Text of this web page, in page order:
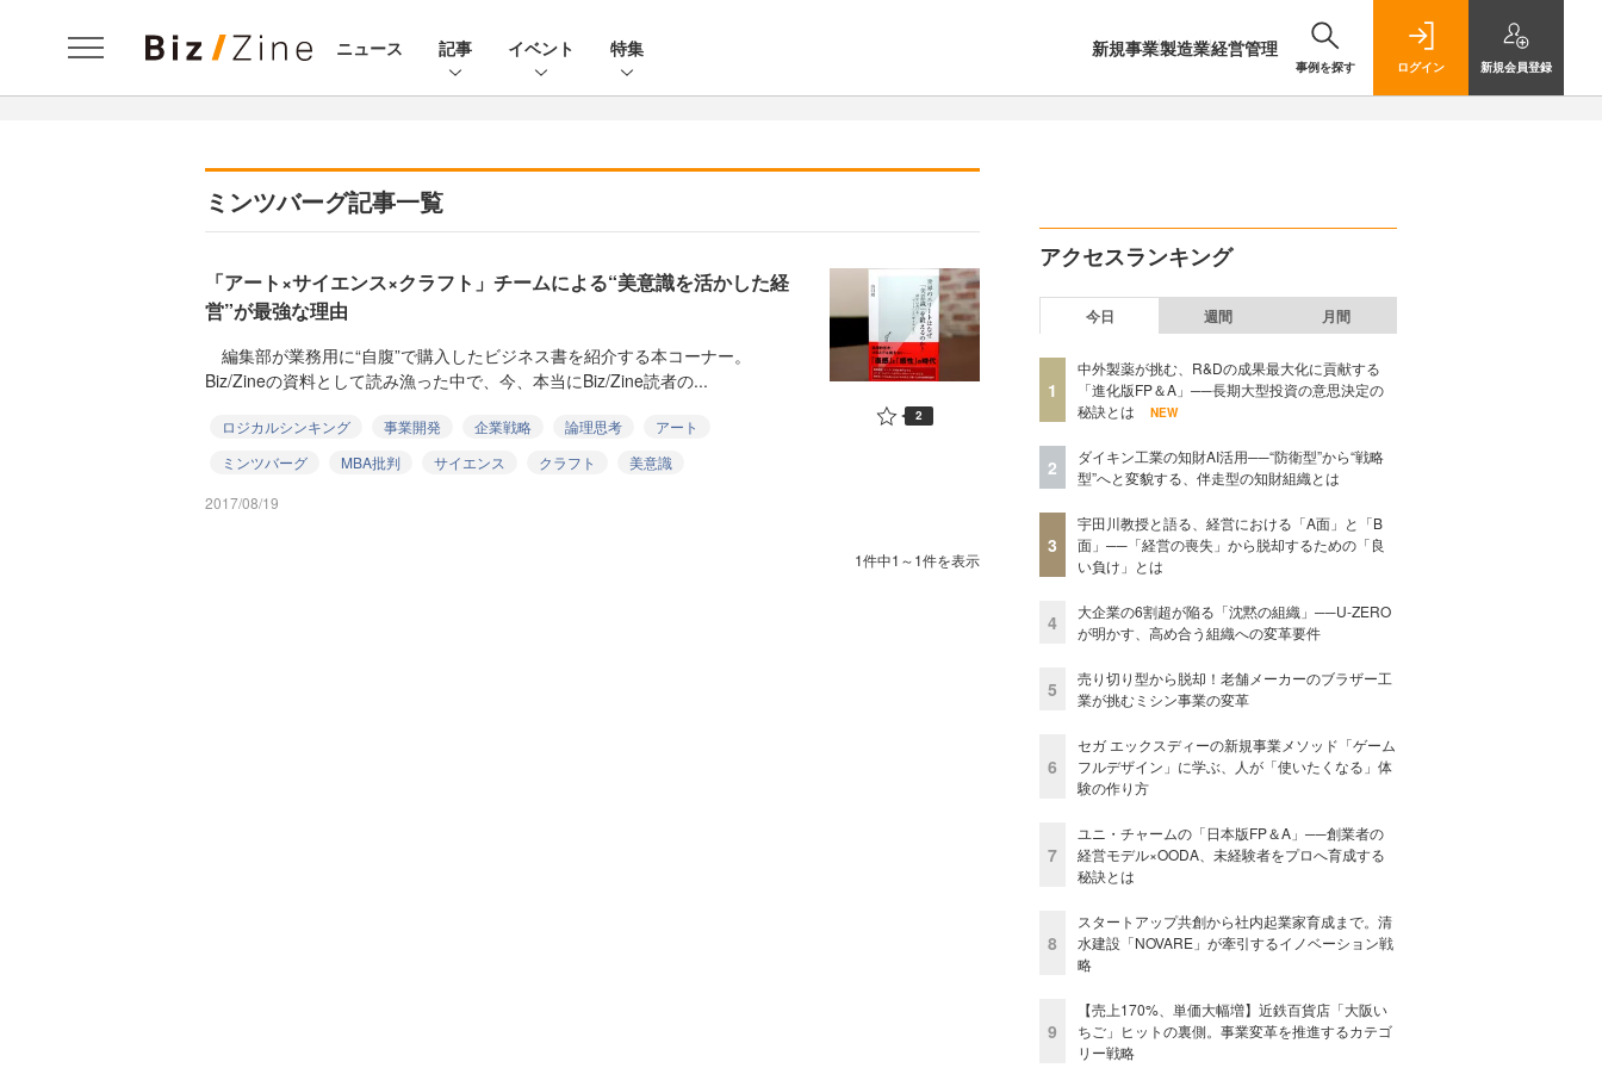
ニュース 記事 イベント 特集 新規事業製造業経営管理
事例を探す ログイン 新規会員登録
ミンツバーグ記事一覧
「アート×サイエンス×クラフト」チームによる“美意識を活かした経
営”が最強な理由
編集部が業務用に“自腹”で購入したビジネス書を紹介する本コーナー。
Biz/Zineの資料として読み漁った中で、今、本当にBiz/Zine読者の...
ロジカルシンキング 事業開発 企業戦略 論理思考
アート
ミンツバーグ
MBA批判 サイエンス クラフト
美意識
2017/08/19
2
1件中1～1件を表示
アクセスランキング
今日 週間 月間
1
中外製薬が挑む、R&Dの成果最大化に貢献する
「進化版FP＆A」──長期大型投資の意思決定の
秘訣とは
NEW
2
ダイキン工業の知財AI活用──“防衛型”から“戦略
型”へと変貌する、伴走型の知財組織とは
3
宇田川教授と語る、経営における「A面」と「B
面」──「経営の喪失」から脱却するための「良
い負け」とは
4
大企業の6割超が陥る「沈黙の組織」──U-ZERO
が明かす、高め合う組織への変革要件
5
売り切り型から脱却！老舗メーカーのブラザー工
業が挑むミシン事業の変革
6
セガ エックスディーの新規事業メソッド「ゲーム
フルデザイン」に学ぶ、人が「使いたくなる」体
験の作り方
7
ユニ・チャームの「日本版FP＆A」──創業者の
経営モデル×OODA、未経験者をプロへ育成する
秘訣とは
8
スタートアップ共創から社内起業家育成まで。清
水建設「NOVARE」が牽引するイノベーション戦
略
9
【売上170%、単価大幅増】近鉄百貨店「大阪い
ちご」ヒットの裏側。事業変革を推進するカテゴ
リー戦略